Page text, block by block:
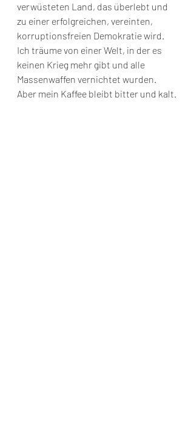
verwüsteten Land, das überlebt und
zu einer erfolgreichen, vereinten,
korruptionsfreien Demokratie wird.
Ich träume von einer Welt, in der es
keinen Krieg mehr gibt und alle
Massenwaffen vernichtet wurden.
Aber mein Kaffee bleibt bitter und kalt.